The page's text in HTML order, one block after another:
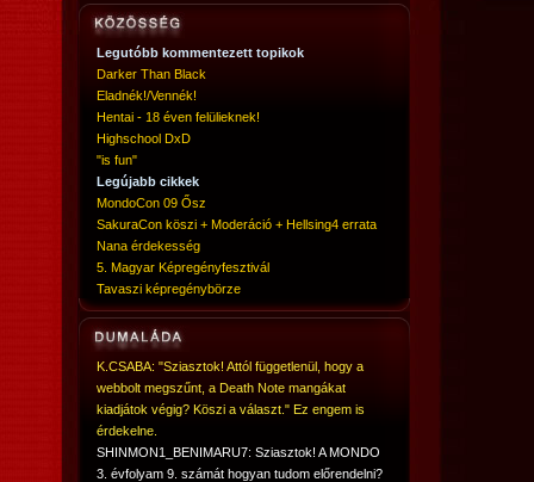
Legutóbb kommentezett topikok
Darker Than Black
Eladnék!/Vennék!
Hentai - 18 éven felülieknek!
Highschool DxD
"is fun"
Legújabb cikkek
MondoCon 09 Ősz
SakuraCon köszi + Moderáció + Hellsing4 errata
Nana érdekesség
5. Magyar Képregényfesztivál
Tavaszi képregénybörze
K.CSABA: "Sziasztok! Attól függetlenül, hogy a
webbolt megszűnt, a Death Note mangákat
kiadjátok végig? Köszi a választ." Ez engem is
érdekelne.
SHINMON1_BENIMARU7: Sziasztok! A MONDO
3. évfolyam 9. számát hogyan tudom előrendelni?